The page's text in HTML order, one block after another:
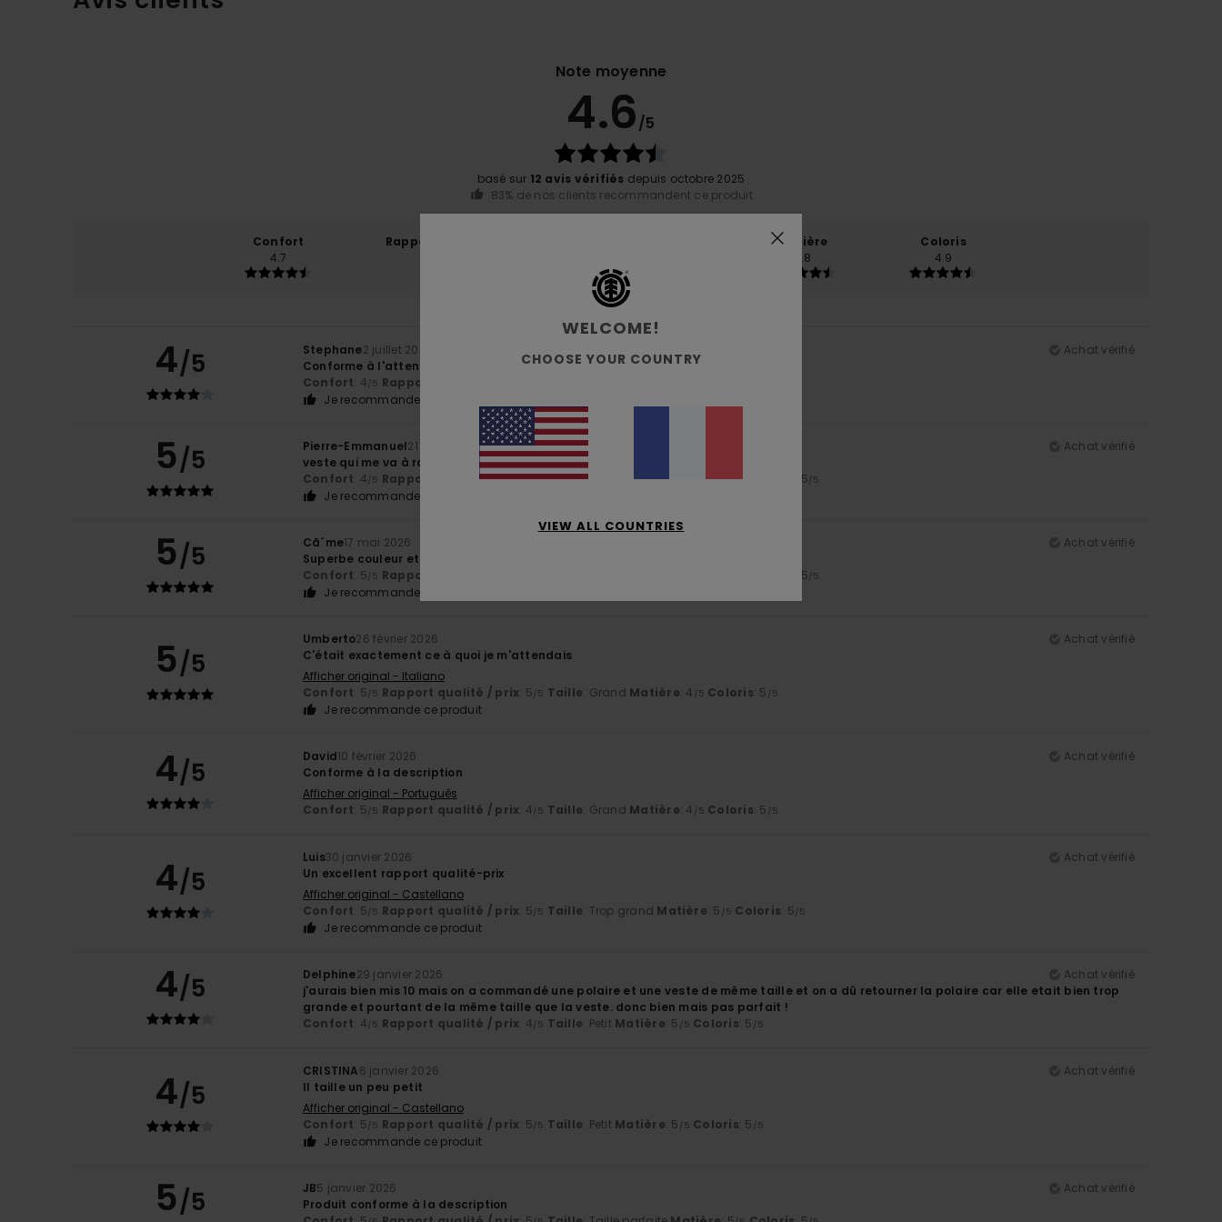
Note moyenne
4.6/5
basé sur 12 avis vérifiés depuis octobre 2025
83% de nos clients recommandent ce produit
Confort
4.7
Rapport qualité / prix
Trop petit
Matière
4.8
Coloris
4.9
4/5 Stephane2 juillet 2026
Achat vérifié
Conforme à l'attente
Confort: 4/5 Rapport qualité / prix
Je recommande ce produit
5/5 Pierre-Emmanuel21 mai 2026
Achat vérifié
veste qui me va à ravir
Confort: 4/5 Rapport qualité / prix: 4/5 Taille: Taille parfaite Matière: 4/5 : 5/5
Je recommande ce produit
5/5 Cã´me17 mai 2026
Achat vérifié
Superbe couleur et un design soigné
Confort: 5/5 Rapport qualité / prix : 5/5
Je recommande ce produit
5/5
Umberto26 février 2026
Achat vérifié
C'était exactement ce à quoi je m'attendais
Afficher original - Italiano
Confort: 5/5 Rapport qualité / prix: 5/5 Taille: Grand Matière: 4 /5 Coloris: 5 /5
Je recommande ce produit
4/5 David10 février 2026
Achat vérifié
Conforme à la description
Afficher original - Português
Confort: 5/5 Rapport qualité / prix: 4/5 Taille: Grand Matière: 4 /5 Coloris: 5 /5
4/5
Luis30 janvier 2026
Achat vérifié
Un excellent rapport qualité-prix
Afficher original - Castellano
Confort: 5/5 Rapport qualité / prix: 5/5 Taille: Trop grand Matière: 5 /5 Coloris: 5/5
Je recommande ce produit
4/5 Delphine29 janvier 2026
Achat vérifié
j'aurais bien mis 10 mais on a commandé une polaire et une veste de même taille et on a dû retourner la polaire car elle etait bien trop
grande et pourtant de la même taille que la veste. donc bien mais pas parfait !
Confort: 4/5 Rapport qualité / prix: 4/5 Taille: Petit Matière: 5 /5 Coloris: 5 /5
4/5
CRISTINA6 janvier 2026
Achat vérifié
Il taille un peu petit
Afficher original - Castellano
Confort: 5/5 Rapport qualité / prix: 5/5 Taille: Petit Matière: 5 /5 Coloris: 5 /5
Je recommande ce produit
5/5 JB5 janvier 2026
Achat vérifié
Produit conforme à la description
WELCOME!
CHOOSE YOUR COUNTRY
VIEW ALL COUNTRIES